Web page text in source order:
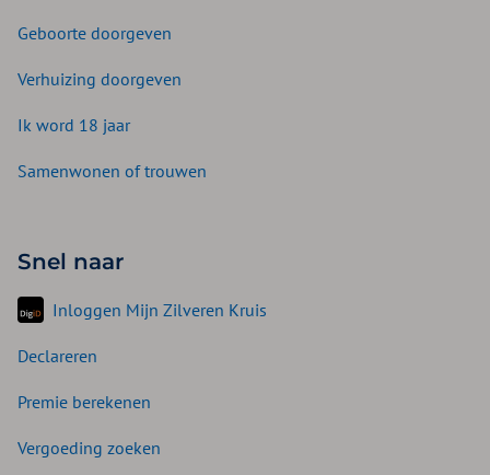
Geboorte doorgeven
Verhuizing doorgeven
Ik word 18 jaar
Samenwonen of trouwen
Snel naar
Inloggen Mijn Zilveren Kruis
Declareren
Premie berekenen
Vergoeding zoeken